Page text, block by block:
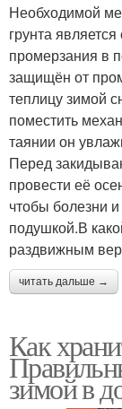
Необходимой
грунта
промерзания в
защищён от
теплицу зимой
поместить
таянии он
Перед
провести её
чтобы болезни
подушкой.В
раздвижным
читать дальше →
Как
зимой в